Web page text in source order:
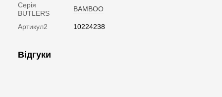
Серія
BUTLERS
BAMBOO
Артикул2 10224238
Відгуки